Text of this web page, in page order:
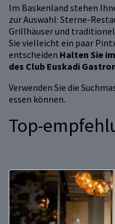
Im Baskenland stehen
zur Auswahl: Sterne-
Grillhäuser und
Sie vielleicht ein paar
entscheiden Halten Sie
des Club Euskadi
Verwenden Sie die
essen können.
Top-